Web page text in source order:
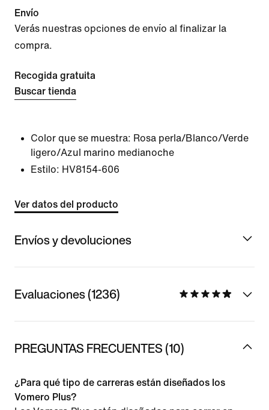
Envío
Verás nuestras opciones de envío al finalizar la
compra.
Recogida gratuita
Buscar tienda
Color que se muestra: Rosa perla/Blanco/Verde
ligero/Azul marino medianoche
Estilo: HV8154-606
Ver datos del producto
Envíos y devoluciones
Evaluaciones (1236)
PREGUNTAS FRECUENTES (10)
¿Para qué tipo de carreras están diseñados los
Vomero Plus?